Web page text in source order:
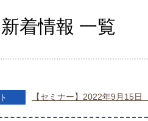
着情報 一覧
【セミナー】2022年9月15